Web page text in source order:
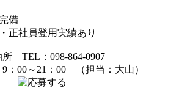
備
正社員登用実績あり
所 TEL：098-864-0907
00～21：00 （担当：大山）